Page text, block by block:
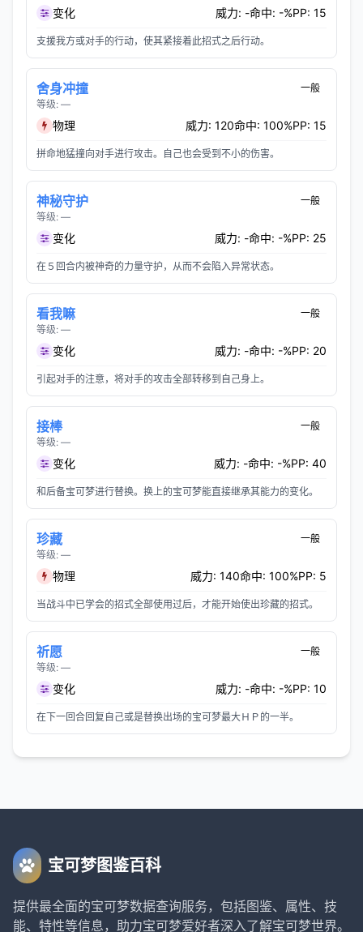
变化 威力: -命中: -%PP: 15
支援我方或对手的行动，使其紧接着此招式之后行动。
舍身冲撞
等级: —
一般
物理 威力: 120命中: 100%PP: 15
拼命地猛撞向对手进行攻击。自己也会受到不小的伤害。
神秘守护
等级: —
一般
变化 威力: -命中: -%PP: 25
在５回合内被神奇的力量守护，从而不会陷入异常状态。
看我嘛
等级: —
一般
变化 威力: -命中: -%PP: 20
引起对手的注意，将对手的攻击全部转移到自己身上。
接棒
等级: —
一般
变化 威力: -命中: -%PP: 40
和后备宝可梦进行替换。换上的宝可梦能直接继承其能力的变化。
珍藏
等级: —
一般
物理 威力: 140命中: 100%PP: 5
当战斗中已学会的招式全部使用过后，才能开始使出珍藏的招式。
祈愿
等级: —
一般
变化 威力: -命中: -%PP: 10
在下一回合回复自己或是替换出场的宝可梦最大ＨＰ的一半。
宝可梦图鉴百科
提供最全面的宝可梦数据查询服务，包括图鉴、属性、技
能、特性等信息，助力宝可梦爱好者深入了解宝可梦世界。